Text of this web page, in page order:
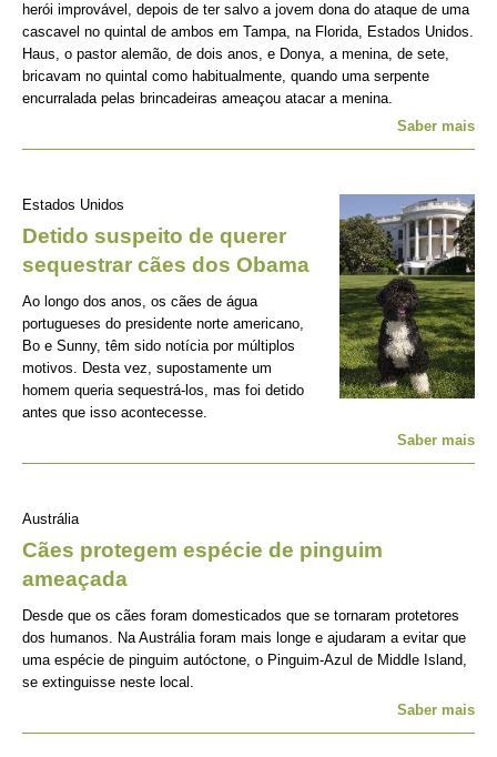
herói improvável, depois de ter salvo a jovem dona do ataque de uma
cascavel no quintal de ambos em Tampa, na Florida, Estados Unidos.
Haus, o pastor alemão, de dois anos, e Donya, a menina, de sete,
bricavam no quintal como habitualmente, quando uma serpente
encurralada pelas brincadeiras ameaçou atacar a menina.
Saber mais
Estados Unidos
Detido suspeito de querer
sequestrar cães dos Obama
Ao longo dos anos, os cães de água
portugueses do presidente norte americano,
Bo e Sunny, têm sido notícia por múltiplos
motivos. Desta vez, supostamente um
homem queria sequestrá-los, mas foi detido
antes que isso acontecesse.
Saber mais
Austrália
Cães protegem espécie de pinguim
ameaçada
Desde que os cães foram domesticados que se tornaram protetores
dos humanos. Na Austrália foram mais longe e ajudaram a evitar que
uma espécie de pinguim autóctone, o Pinguim-Azul de Middle Island,
se extinguisse neste local.
Saber mais